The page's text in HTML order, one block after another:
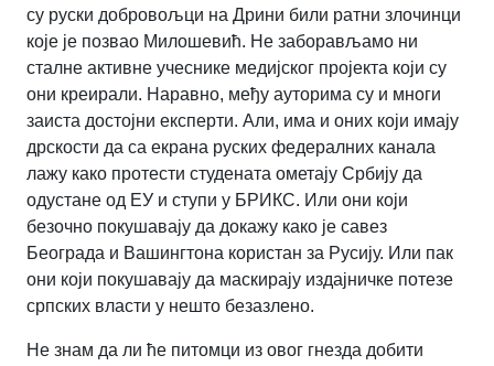
су руски добровољци на Дрини били ратни злочинци
које је позвао Милошевић. Не заборављамо ни
сталне активне учеснике медијског пројекта који су
они креирали. Наравно, међу ауторима су и многи
заиста достојни експерти. Али, има и оних који имају
дрскости да са екрана руских федералних канала
лажу како протести студената ометају Србију да
одустане од ЕУ и ступи у БРИКС. Или они који
безочно покушавају да докажу како је савез
Београда и Вашингтона користан за Русију. Или пак
они који покушавају да маскирају издајничке потезе
српских власти у нешто безазлено.
Не знам да ли ће питомци из овог гнезда добити